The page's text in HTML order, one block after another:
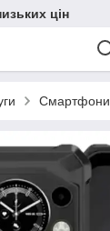
цін
Смартфони